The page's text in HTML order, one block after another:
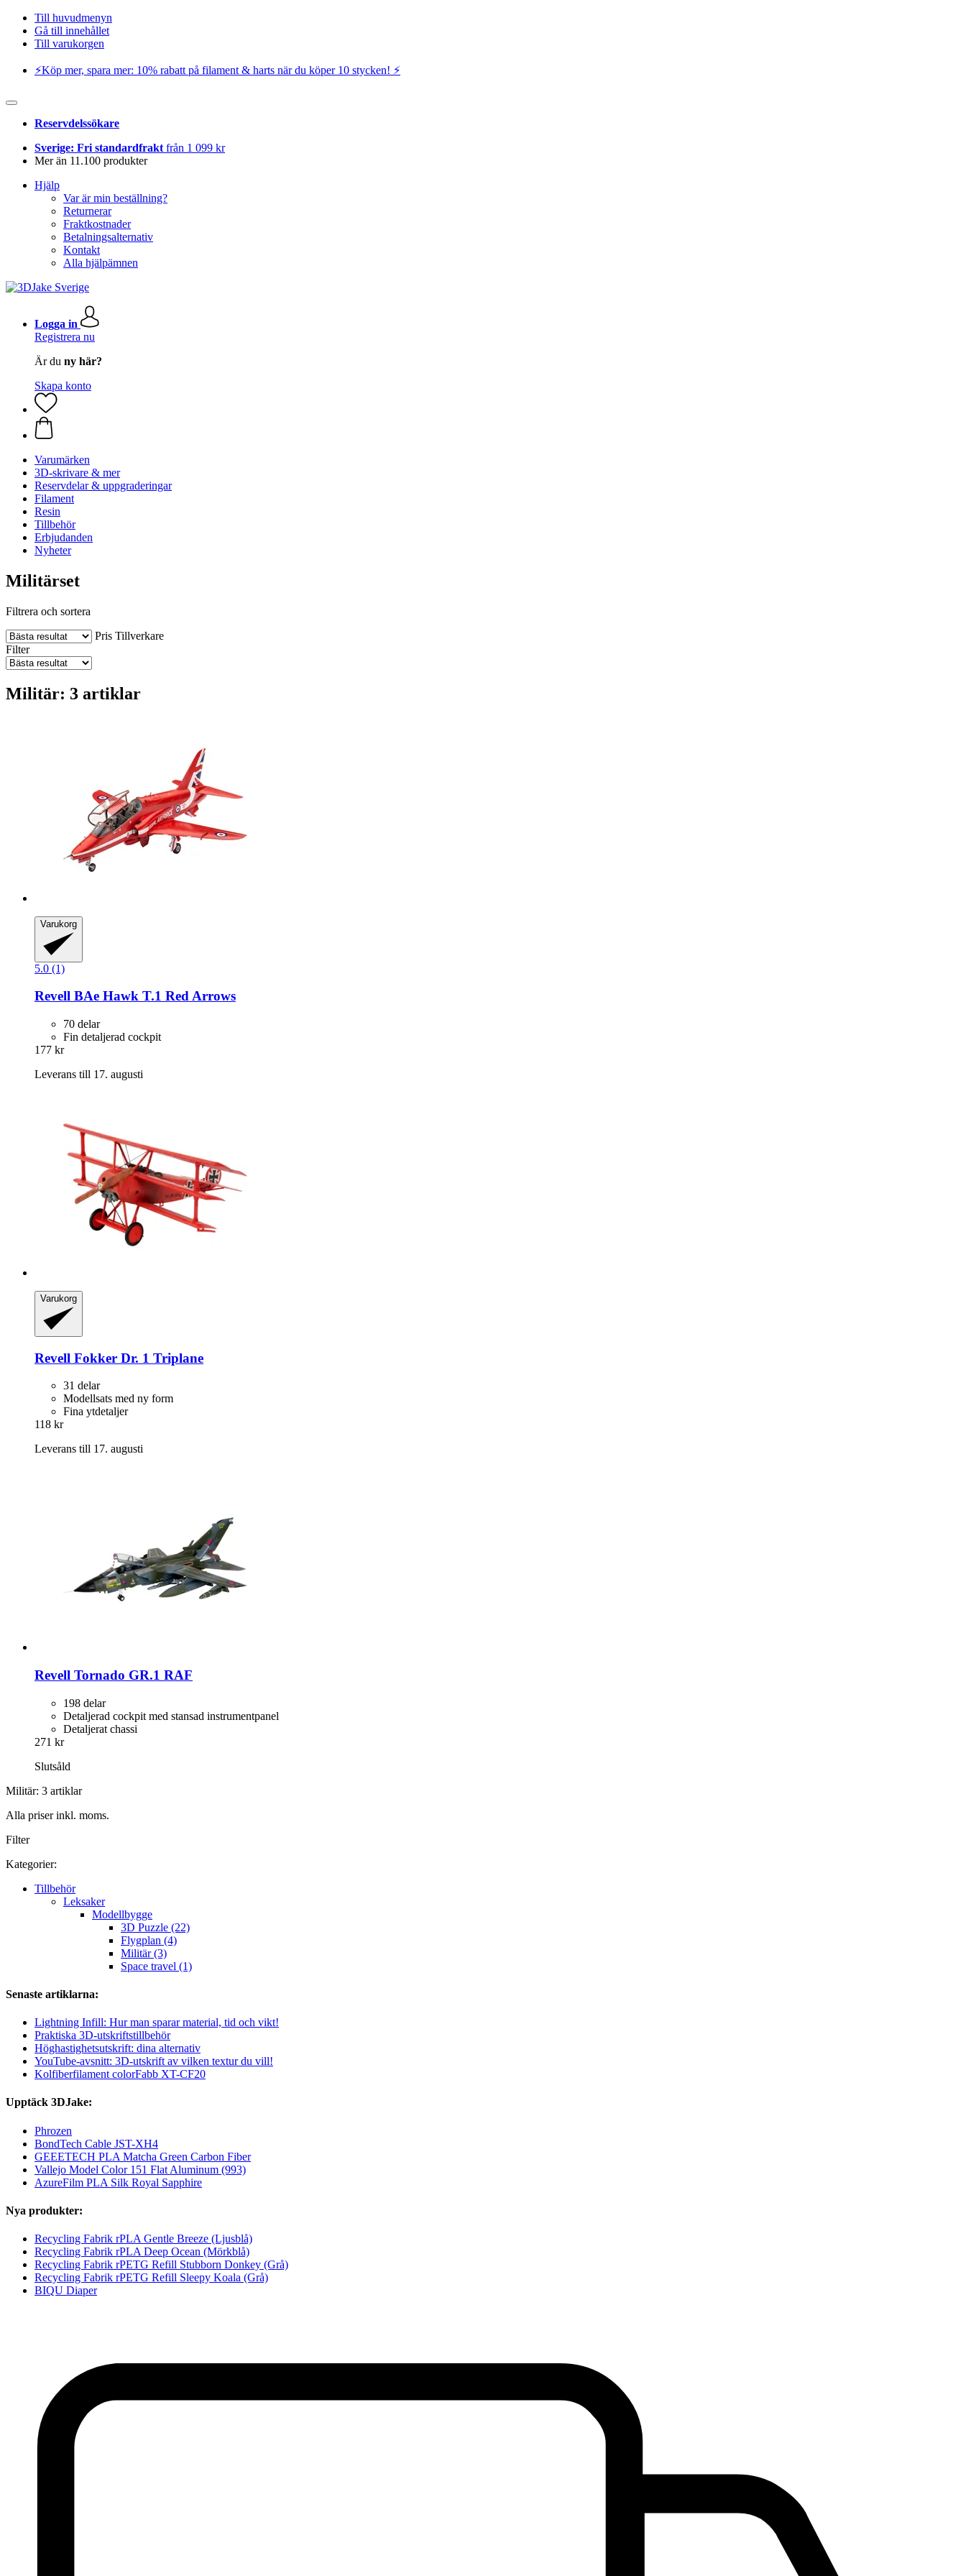
Till huvudmenyn
Gå till innehållet
Till varukorgen
⚡️Köp mer, spara mer: 10% rabatt på filament & harts när du köper 10 stycken! ⚡️
Reservdelssökare
Sverige: Fri standardfrakt från 1 099 kr
Mer än 11.100 produkter
Hjälp
Var är min beställning?
Returnerar
Fraktkostnader
Betalningsalternativ
Kontakt
Alla hjälpämnen
Logga in
Registrera nu
Är du ny här?
Skapa konto
Varumärken
3D-skrivare & mer
Reservdelar & uppgraderingar
Filament
Resin
Tillbehör
Erbjudanden
Nyheter
Militärset
Filtrera och sortera
Pris Tillverkare
Filter
Militär: 3 artiklar
Varukorg
5.0 (1)
Revell BAe Hawk T.1 Red Arrows
70 delar
Fin detaljerad cockpit
177 kr
Leverans till 17. augusti
Varukorg
Revell Fokker Dr. 1 Triplane
31 delar
Modellsats med ny form
Fina ytdetaljer
118 kr
Leverans till 17. augusti
Revell Tornado GR.1 RAF
198 delar
Detaljerad cockpit med stansad instrumentpanel
Detaljerat chassi
271 kr
Slutsåld
Militär: 3 artiklar
Alla priser inkl. moms.
Filter
Kategorier:
Tillbehör
Leksaker
Modellbygge
3D Puzzle (22)
Flygplan (4)
Militär (3)
Space travel (1)
Senaste artiklarna:
Lightning Infill: Hur man sparar material, tid och vikt!
Praktiska 3D-utskriftstillbehör
Höghastighetsutskrift: dina alternativ
YouTube-avsnitt: 3D-utskrift av vilken textur du vill!
Kolfiberfilament colorFabb XT-CF20
Upptäck 3DJake:
Phrozen
BondTech Cable JST-XH4
GEEETECH PLA Matcha Green Carbon Fiber
Vallejo Model Color 151 Flat Aluminum (993)
AzureFilm PLA Silk Royal Sapphire
Nya produkter:
Recycling Fabrik rPLA Gentle Breeze (Ljusblå)
Recycling Fabrik rPLA Deep Ocean (Mörkblå)
Recycling Fabrik rPETG Refill Stubborn Donkey (Grå)
Recycling Fabrik rPETG Refill Sleepy Koala (Grå)
BIQU Diaper